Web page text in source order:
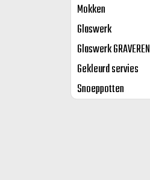
Mokken
Glaswerk
Glaswerk GRAVEREN
Gekleurd servies
Snoeppotten